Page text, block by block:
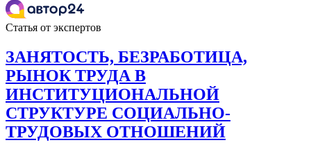
Статья от экспертов
ЗАНЯТОСТЬ, БЕЗРАБОТИЦА,
РЫНОК ТРУДА В
ИНСТИТУЦИОНАЛЬНОЙ
СТРУКТУРЕ СОЦИАЛЬНО-
ТРУДОВЫХ ОТНОШЕНИЙ